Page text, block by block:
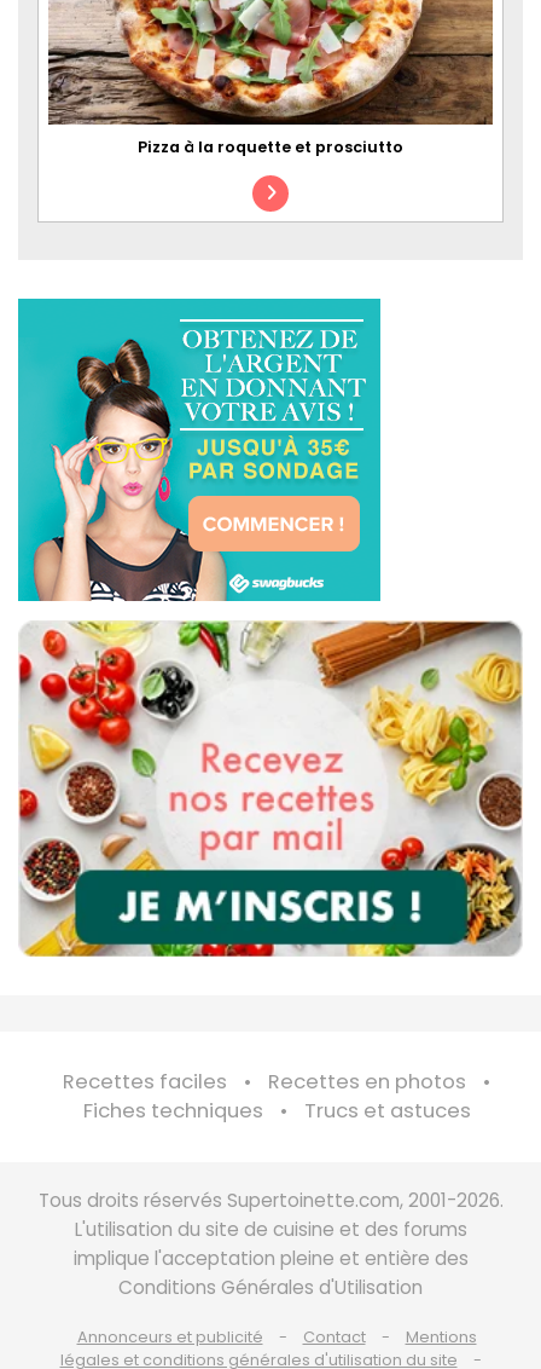
Pizza à la roquette et prosciutto
Recettes faciles
Recettes en photos
Fiches techniques
Trucs et astuces
Tous droits réservés Supertoinette.com, 2001-2026.
L'utilisation du site de cuisine et des forums
implique l'acceptation pleine et entière des
Conditions Générales d'Utilisation
Annonceurs et publicité Contact
Mentions
légales et conditions générales d'utilisation du site